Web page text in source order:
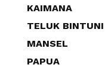
KAIMANA
TELUK BINTUNI
MANSEL
PAPUA